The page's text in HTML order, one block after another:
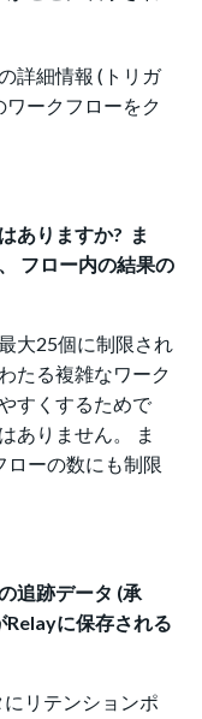
詳細情報 (トリガ
ークフローをク
ありますか? ま
フロー内の結果の
大25個に制限され
たる複雑なワーク
すくするためで
ありません。 ま
ローの数にも制限
追跡データ (承
に保存される
リテンションポ